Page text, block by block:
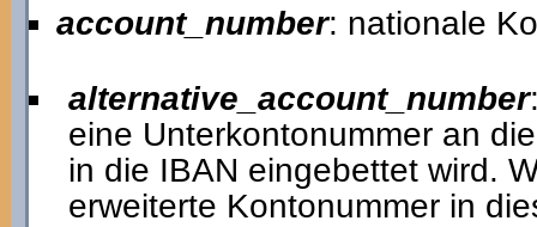
account_number: nationale
alternative_account_number
eine Unterkontonummer an
in die IBAN eingebettet wird.
erweiterte Kontonummer in